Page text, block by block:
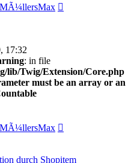
MÃ¼llersMax
17:32
: in file
lib/Twig/Extension/Core.php
must be an array or an
MÃ¼llersMax
durch Shopitem